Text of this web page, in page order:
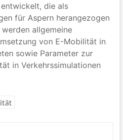
die als
für Aspern herangezogen
allgemeine
von E-Mobilität in
sowie Parameter zur
in Verkehrssimulationen